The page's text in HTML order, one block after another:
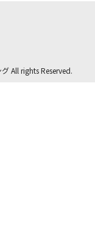
All rights Reserved.